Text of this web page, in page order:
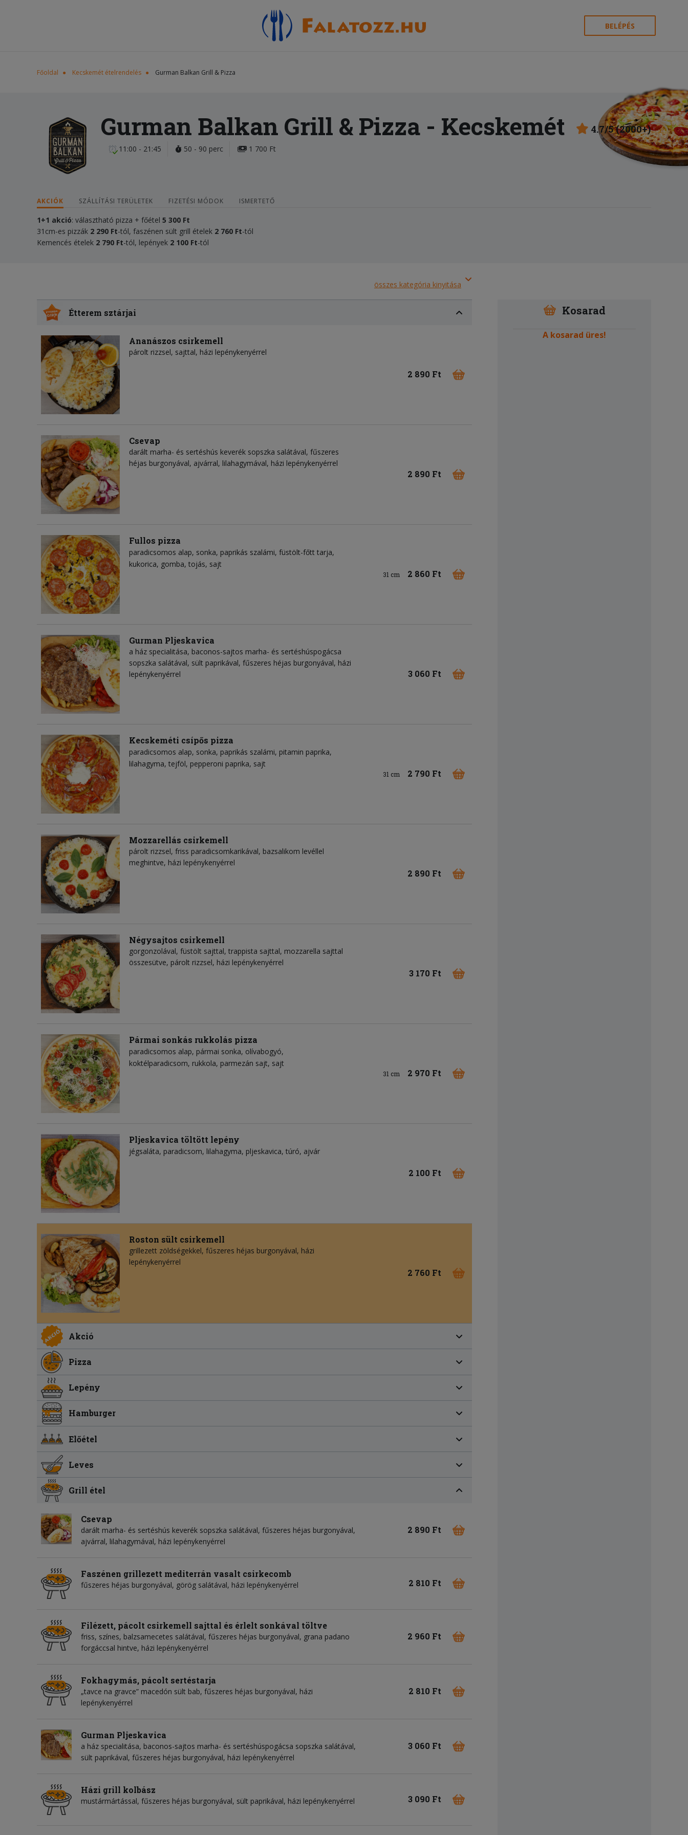
BELÉPÉS
Főoldal Kecskemét ételrendelés Gurman Balkan Grill & Pizza
Gurman Balkan Grill & Pizza - Kecskemét 4.7/5 (2000+)
11:00 - 21:45 50 - 90 perc 1 700 Ft
AKCIÓK SZÁLLÍTÁSI TERÜLETEK FIZETÉSI MÓDOK ISMERTETŐ
1+1 akció: választható pizza + főétel 5 300 Ft
31cm-es pizzák 2 290 Ft-tól, faszénen sült grill ételek 2 760 Ft-tól
Kemencés ételek 2 790 Ft-tól, lepények 2 100 Ft-tól
összes kategória kinyitása
Étterem sztárjai
Ananászos csirkemell
párolt rizzsel, sajttal, házi lepénykenyérrel
2 890 Ft
Csevap
darált marha- és sertéshús keverék sopszka salátával, fűszeres
héjas burgonyával, ajvárral, lilahagymával, házi lepénykenyérrel
2 890 Ft
Fullos pizza
paradicsomos alap sonka paprikás szalámi füstölt-főtt tarja
kukorica gomba tojás sajt
31 cm 2 860 Ft
Gurman Pljeskavica
a ház specialitása, baconos-sajtos marha- és sertéshúspogácsa
sopszka salátával, sült paprikával, fűszeres héjas burgonyával, házi
lepénykenyérrel
3 060 Ft
Kecskeméti csípős pizza
paradicsomos alap sonka paprikás szalámi pitamin paprika
lilahagyma tejföl pepperoni paprika sajt
31 cm 2 790 Ft
Mozzarellás csirkemell
párolt rizzsel, friss paradicsomkarikával, bazsalikom levéllel
meghintve, házi lepénykenyérrel
2 890 Ft
Négysajtos csirkemell
gorgonzolával, füstölt sajttal, trappista sajttal, mozzarella sajttal
összesütve, párolt rizzsel, házi lepénykenyérrel
3 170 Ft
Pármai sonkás rukkolás pizza
paradicsomos alap pármai sonka olívabogyó
koktélparadicsom rukkola parmezán sajt sajt
31 cm 2 970 Ft
Pljeskavica töltött lepény
jégsaláta paradicsom lilahagyma pljeskavica túró ajvár
2 100 Ft
Roston sült csirkemell
grillezett zöldségekkel, fűszeres héjas burgonyával, házi
lepénykenyérrel
2 760 Ft
Akció
Pizza
Lepény
Hamburger
Előétel
Leves
Grill étel
Csevap
darált marha- és sertéshús keverék sopszka salátával, fűszeres héjas burgonyával,
ajvárral, lilahagymával, házi lepénykenyérrel
2 890 Ft
Faszénen grillezett mediterrán vasalt csirkecomb
fűszeres héjas burgonyával, görög salátával, házi lepénykenyérrel 2 810 Ft
Filézett, pácolt csirkemell sajttal és érlelt sonkával töltve
friss, színes, balzsamecetes salátával, fűszeres héjas burgonyával, grana padano
forgáccsal hintve, házi lepénykenyérrel
2 960 Ft
Fokhagymás, pácolt sertéstarja
„tavce na gravce” macedón sült bab, fűszeres héjas burgonyával, házi
lepénykenyérrel
2 810 Ft
Gurman Pljeskavica
a ház specialitása, baconos-sajtos marha- és sertéshúspogácsa sopszka salátával,
sült paprikával, fűszeres héjas burgonyával, házi lepénykenyérrel
3 060 Ft
Házi grill kolbász
mustármártással, fűszeres héjas burgonyával, sült paprikával, házi lepénykenyérrel 3 090 Ft
Kosarad
A kosarad üres!